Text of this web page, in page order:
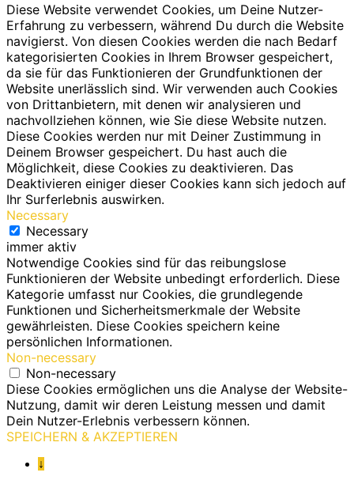
Diese Website verwendet Cookies, um Deine Nutzer-
Erfahrung zu verbessern, während Du durch die Website
navigierst. Von diesen Cookies werden die nach Bedarf
kategorisierten Cookies in Ihrem Browser gespeichert,
da sie für das Funktionieren der Grundfunktionen der
Website unerlässlich sind. Wir verwenden auch Cookies
von Drittanbietern, mit denen wir analysieren und
nachvollziehen können, wie Sie diese Website nutzen.
Diese Cookies werden nur mit Deiner Zustimmung in
Deinem Browser gespeichert. Du hast auch die
Möglichkeit, diese Cookies zu deaktivieren. Das
Deaktivieren einiger dieser Cookies kann sich jedoch auf
Ihr Surferlebnis auswirken.
Necessary
Necessary
immer aktiv
Notwendige Cookies sind für das reibungslose
Funktionieren der Website unbedingt erforderlich. Diese
Kategorie umfasst nur Cookies, die grundlegende
Funktionen und Sicherheitsmerkmale der Website
gewährleisten. Diese Cookies speichern keine
persönlichen Informationen.
Non-necessary
Non-necessary
Diese Cookies ermöglichen uns die Analyse der Website-
Nutzung, damit wir deren Leistung messen und damit
Dein Nutzer-Erlebnis verbessern können.
SPEICHERN & AKZEPTIEREN
↓